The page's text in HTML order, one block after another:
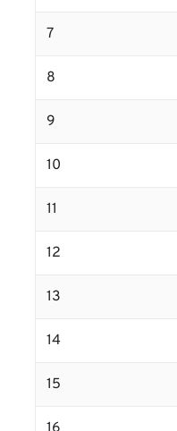
7
8
9
10
11
12
13
14
15